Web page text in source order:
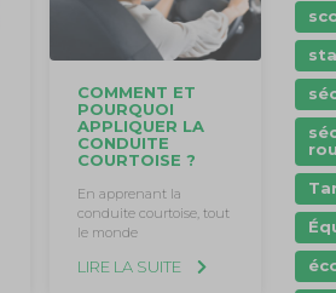
COMMENT ET
POURQUOI
APPLIQUER LA
CONDUITE
COURTOISE ?
En apprenant la
conduite courtoise, tout
le monde
LIRE LA SUITE